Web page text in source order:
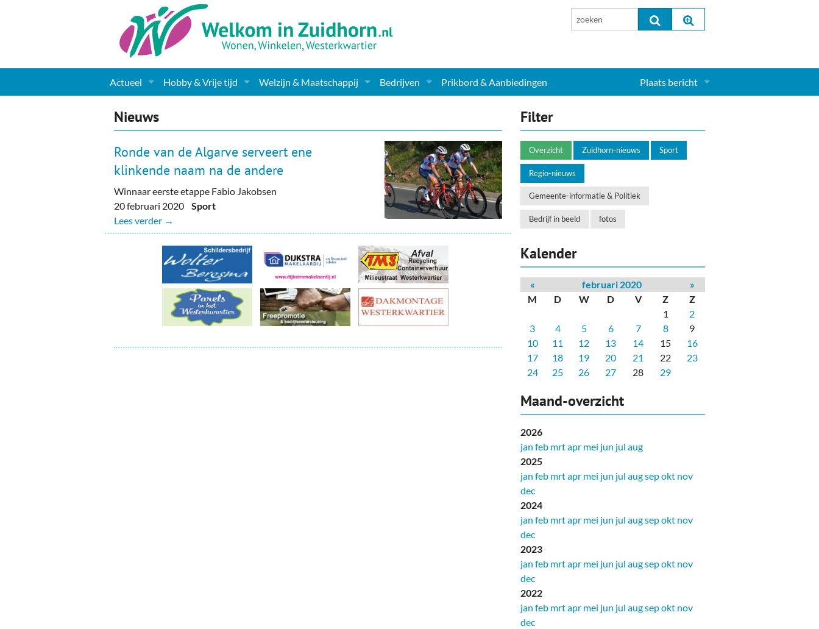
Actueel
Nieuws
Gemeente informatie
Woningaanbod
Columns & Redactioneel
Foto-pagina
Hobby & Vrije tijd
Muziek
Toerisme & Musea
Podia & Dorpshuizen
Welzijn & Maatschappij
Gezondheid & Zorg
Kinderopvang
Ouderen
Politieke Partijen
Zuidhorners
Bedrijven
Verzorging
Dieren & Tuin
Horeca & Uitgaan
Vervoer, Auto's & Fietsen
Wonen & Interieur
On-line bestellen in Zuidhorn
Financiën, Makelaars & Hypotheken
Prikbord & Aanbiedingen Plaats bericht
Nieuws
Ronde van de Algarve serveert ene
klinkende naam na de andere
Winnaar eerste etappe Fabio Jakobsen
20 februari 2020Sport
Lees verder →
Filter
Overzicht Zuidhorn-nieuws Sport
Regio-nieuws
Gemeente-informatie & Politiek
Bedrijf in beeld fotos
Kalender
« februari 2020
»
M
D W D V Z
Z
1
2
3
4 5 6 7 8
9
10
11 12 13 14 15
16
17
18 19 20 21 22
23
24
25 26 27 28 29
Maand-overzicht
2026
jan feb mrtapr mei jun jul aug
2025
jan feb mrtapr mei jun jul augsepokt nov
dec
2024
jan feb mrtapr mei jun jul augsepokt nov
dec
2023
jan feb mrtapr mei jun jul augsepokt nov
dec
2022
jan feb mrtapr mei jun jul augsepokt nov
dec